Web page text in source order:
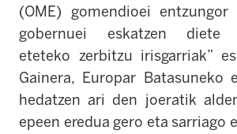
(OME) gomendioei entzungor
gobernuei eskatzen diete
eteteko zerbitzu irisgarriak”
Gainera, Europar Batasuneko
hedatzen ari den joeratik
epeen eredua gero eta sarriago